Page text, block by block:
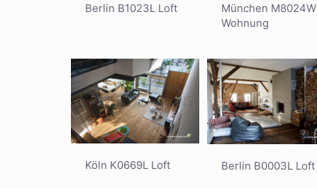
Berlin B1023L Loft
München M8024W
Wohnung
Köln K0669L Loft Berlin B0003L Loft